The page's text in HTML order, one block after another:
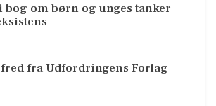
om børn og unges tanker
fra Udfordringens Forlag